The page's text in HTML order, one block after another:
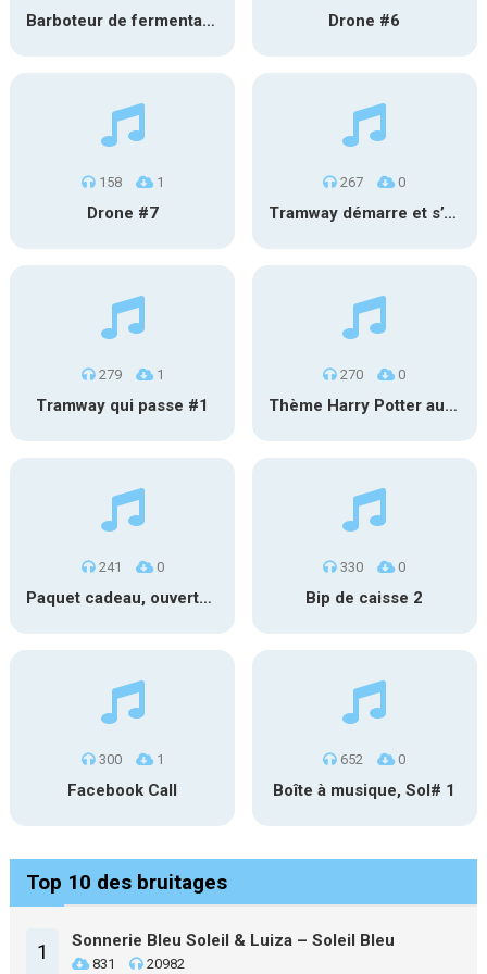
Barboteur de fermentation #2 Drone #6
158 1
Drone #7
267 0
Tramway démarre et s’éloigne #2
279 1
Tramway qui passe #1
270 0
Thème Harry Potter au carillon
241 0
Paquet cadeau, ouverture #1
330 0
Bip de caisse 2
300 1
Facebook Call
652 0
Boîte à musique, Sol# 1
Top 10 des bruitages
1 Sonnerie Bleu Soleil & Luiza – Soleil Bleu
831 20982